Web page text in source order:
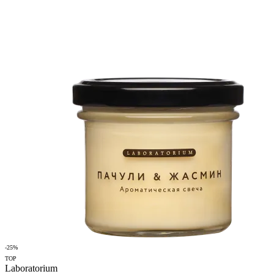
-25%
TOP
Laboratorium